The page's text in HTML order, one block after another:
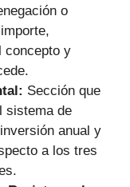
o
concepto y
Sección que
sistema de
anual y
a los tres